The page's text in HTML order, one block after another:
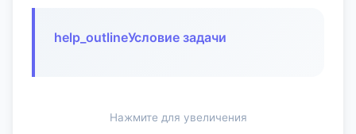
help_outlineУсловие задачи
Нажмите для увеличения